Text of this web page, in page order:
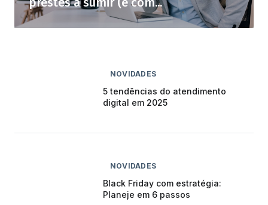
NOVIDADES
5 tendências do atendimento
digital em 2025
NOVIDADES
Black Friday com estratégia:
Planeje em 6 passos